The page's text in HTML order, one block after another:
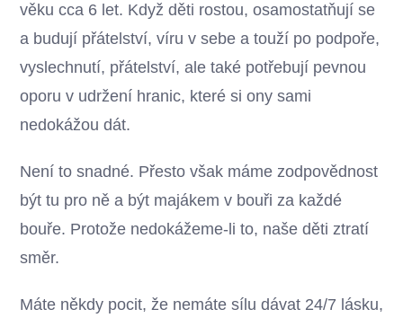
věku cca 6 let. Když děti rostou, osamostatňují se
a budují přátelství, víru v sebe a touží po podpoře,
vyslechnutí, přátelství, ale také potřebují pevnou
oporu v udržení hranic, které si ony sami
nedokážou dát.
Není to snadné. Přesto však máme zodpovědnost
být tu pro ně a být majákem v bouři za každé
bouře. Protože nedokážeme-li to, naše děti ztratí
směr.
Máte někdy pocit, že nemáte sílu dávat 24/7 lásku,